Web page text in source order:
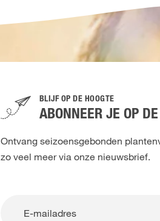
BLIJF OP DE HOOGTE
ABONNEER JE OP
Ontvang seizoensgebonden
zo veel meer via onze nieuwsbrief.